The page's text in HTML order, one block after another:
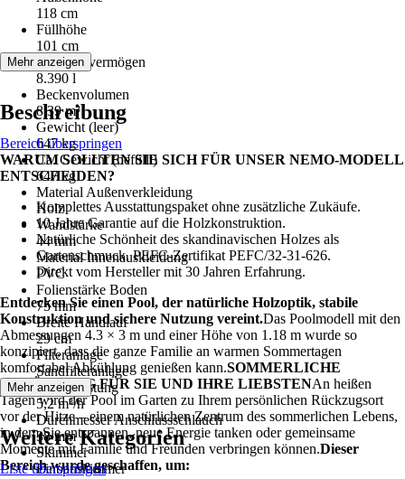
118 cm
Füllhöhe
101 cm
Fassungsvermögen
8.390 l
Beckenvolumen
8,39 m³
Gewicht (leer)
647 kg
Ca. Gewicht (befüllt)
647 kg
Material Außenverkleidung
Holz
Wandstärke
44 mm
Material Innenauskleidung
PVC
Folienstärke Boden
75 mm
Breite Handlauf
29 cm
Filteranlage
Sandfilteranlage
Förderleistung
5,2 m³/h
Durchmesser Anschlussschlauch
38 mm
Skimmer
Einbauskimmer
Mehr anzeigen
Beschreibung
Bereich überspringen
WARUM SOLLTEN SIE SICH FÜR UNSER NEMO-MODELL
ENTSCHEIDEN?
Komplettes Ausstattungspaket ohne zusätzliche Zukäufe.
10 Jahre Garantie auf die Holzkonstruktion.
Natürliche Schönheit des skandinavischen Holzes als
Gartenschmuck. PEFC-Zertifikat PEFC/32-31-626.
Direkt vom Hersteller mit 30 Jahren Erfahrung.
Entdecken Sie einen Pool, der natürliche Holzoptik, stabile
Konstruktion und sichere Nutzung vereint.Das Poolmodell mit den
Abmessungen 4.3 × 3 m und einer Höhe von 1.18 m wurde so
konzipiert, dass die ganze Familie an warmen Sommertagen
komfortabel Abkühlung genießen kann.SOMMERLICHE
ABKÜHLUNG FÜR SIE UND IHRE LIEBSTENAn heißen
Tagen wird der Pool im Garten zu Ihrem persönlichen Rückzugsort
vor der Hitze – einem natürlichen Zentrum des sommerlichen Lebens,
in dem Sie entspannen, neue Energie tanken oder gemeinsame
Momente mit Familie und Freunden verbringen können.Dieser
Bereich wurde geschaffen, um:
Mehr anzeigen
Weitere Kategorien
Liste überspringen